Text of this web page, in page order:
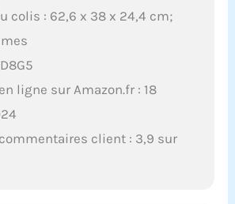
colis : 62,6 x 38 x 24,4 cm;
ligne sur Amazon.fr : 18
client : 3,9 sur